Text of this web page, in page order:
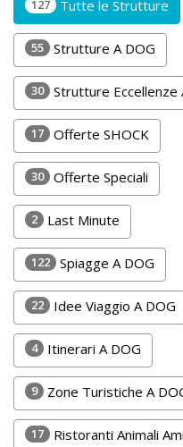
Lavora
con
Noi
Inserisci
Attività
Accedi
Registrati
127 Tutte le Strutture
55 Strutture A DOG
30 Strutture Eccellenze
17 Offerte SHOCK
30 Offerte Speciali
2 Last Minute
122 Spiagge A DOG
22 Idee Viaggio A DOG
4 Itinerari A DOG
9 Zone Turistiche A
17 Ristoranti Animali